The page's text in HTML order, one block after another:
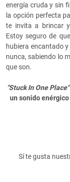
energía cruda y sin
la opción perfecta
te invita a brincar
Estoy seguro de
hubiera encantado
nunca, sabiendo lo
que son.
"Stuck In One Place"
un sonido
Sí te gusta